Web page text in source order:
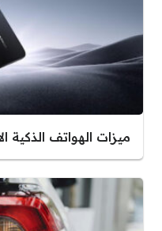
ميزات الهواتف الذكية